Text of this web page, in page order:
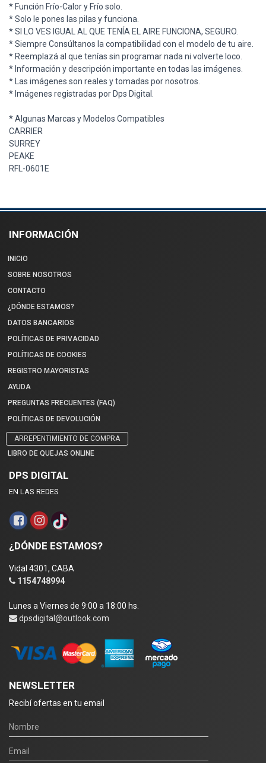
* Función Frío-Calor y Frío solo.
* Solo le pones las pilas y funciona.
* SI LO VES IGUAL AL QUE TENÍA EL AIRE FUNCIONA, SEGURO.
* Siempre Consúltanos la compatibilidad con el modelo de tu aire.
* Reemplazá al que tenías sin programar nada ni volverte loco.
* Información y descripción importante en todas las imágenes.
* Las imágenes son reales y tomadas por nosotros.
* Imágenes registradas por Dps Digital.
* Algunas Marcas y Modelos Compatibles
CARRIER
SURREY
PEAKE
RFL-0601E
INFORMACIÓN
INICIO
SOBRE NOSOTROS
CONTACTO
¿DÓNDE ESTAMOS?
DATOS BANCARIOS
POLÍTICAS DE PRIVACIDAD
POLÍTICAS DE COOKIES
REGISTRO MAYORISTAS
AYUDA
PREGUNTAS FRECUENTES (FAQ)
POLÍTICAS DE DEVOLUCIÓN
ARREPENTIMIENTO DE COMPRA
LIBRO DE QUEJAS ONLINE
DPS DIGITAL
EN LAS REDES
¿DÓNDE ESTAMOS?
Vidal 4301, CABA
1154748994
Lunes a Viernes de 9:00 a 18:00 hs.
dpsdigital@outlook.com
NEWSLETTER
Recibí ofertas en tu email